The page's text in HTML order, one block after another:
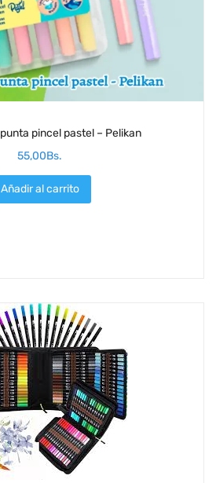
pincel pastel – Pelikan
55,00Bs.
Añadir al carrito